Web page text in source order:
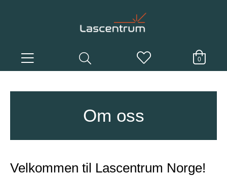
0
Om oss
Velkommen til Lascentrum Norge!